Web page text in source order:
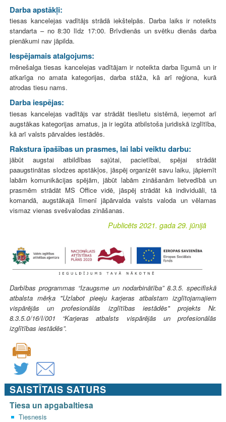
Darba apstākļi:
tiesas kancelejas vadītājs strādā iekštelpās. Darba laiks ir noteikts
standarta – no 8:30 līdz 17:00. Brīvdienās un svētku dienās darba
pienākumi nav jāpilda.
Iespējamais atalgojums:
mēnešalga tiesas kancelejas vadītājam ir noteikta darba līgumā un ir
atkarīga no amata kategorijas, darba stāža, kā arī reģiona, kurā
atrodas tiesu nams.
Darba iespējas:
tiesas kancelejas vadītājs var strādāt tieslietu sistēmā, ieņemot arī
augstākas kategorijas amatus, ja ir iegūta atbilstoša juridiskā izglītība,
kā arī valsts pārvaldes iestādēs.
Rakstura īpašības un prasmes, lai labi veiktu darbu:
jābūt augstai atbildības sajūtai, pacietībai, spējai strādāt
paaugstinātas slodzes apstākļos, jāspēj organizēt savu laiku, jāpiemīt
labām komunikācijas spējām, jābūt labām zināšanām lietvedībā un
prasmēm strādāt MS Office vidē, jāspēj strādāt kā individuāli, tā
komandā, augstākajā līmenī jāpārvalda valsts valoda un vēlamas
vismaz vienas svešvalodas zināšanas.
Publicēts 2021. gada 29. jūnijā
Darbības programmas “Izaugsme un nodarbinātība” 8.3.5. specifiskā
atbalsta mērķa "Uzlabot pieeju karjeras atbalstam izglītojamajiem
vispārējās un profesionālās izglītības iestādēs" projekts Nr.
8.3.5.0/16/I/001 “Karjeras atbalsts vispārējās un profesionālās
izglītības iestādēs”.
SAISTĪTAIS SATURS
Tiesa un apgabaltiesa
Tiesnesis